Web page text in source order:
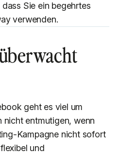
Sie ein begehrtes
verwenden.
geht es viel um
nicht entmutigen, wenn
Kampagne nicht sofort
und